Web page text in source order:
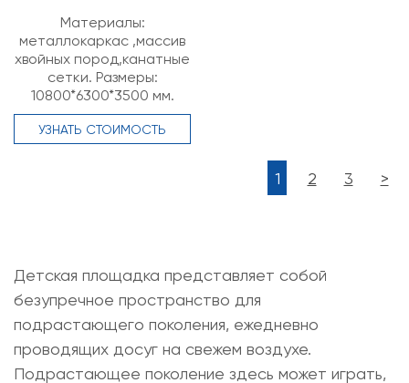
Материалы:
металлокаркас ,массив
хвойных пород,канатные
сетки. Размеры:
10800*6300*3500 мм.
УЗНАТЬ СТОИМОСТЬ
1 2 3 >
Детская площадка представляет собой
безупречное пространство для
подрастающего поколения, ежедневно
проводящих досуг на свежем воздухе.
Подрастающее поколение здесь может играть,